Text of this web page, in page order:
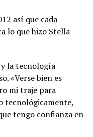
así que cada
lo que hizo Stella
la tecnología
«Verse bien es
mi traje para
tecnológicamente,
tengo confianza en